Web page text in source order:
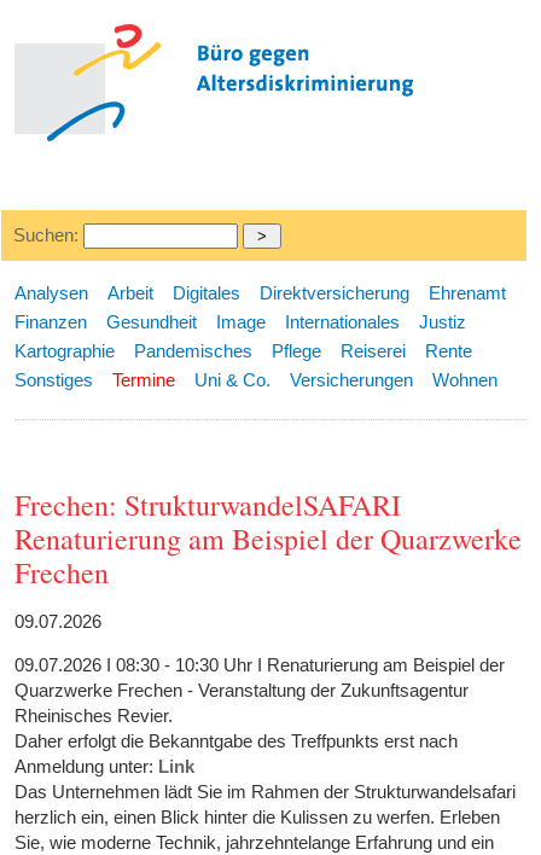
Suchen:
Analysen Arbeit Digitales Direktversicherung
Ehrenamt
Finanzen
Gesundheit Image Internationales
Justiz
Kartographie
Pandemisches Pflege Reiserei
Rente
Sonstiges
Termine Uni & Co. Versicherungen Wohnen
Frechen: StrukturwandelSAFARI
Renaturierung am Beispiel der Quarzwerke
Frechen
09.07.2026
09.07.2026 I 08:30 - 10:30 Uhr I Renaturierung am Beispiel der
Quarzwerke Frechen - Veranstaltung der Zukunftsagentur
Rheinisches Revier.
Daher erfolgt die Bekanntgabe des Treffpunkts erst nach
Anmeldung unter: Link
Das Unternehmen lädt Sie im Rahmen der Strukturwandelsafari
herzlich ein, einen Blick hinter die Kulissen zu werfen. Erleben
Sie, wie moderne Technik, jahrzehntelange Erfahrung und ein